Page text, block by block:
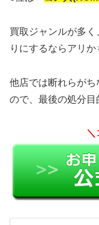
買取ジャンルが多
りにするならアリか
他店では断れらが
ので、最後の処分目
＼